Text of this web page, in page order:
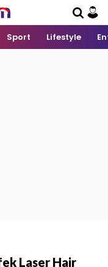
Sport Lifestyle
Laser Hair